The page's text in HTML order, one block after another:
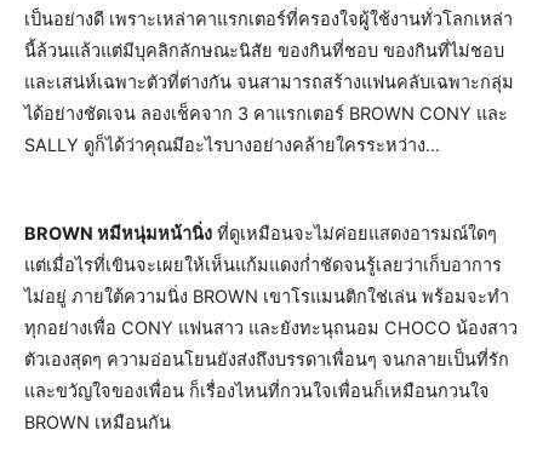
เป็นอย่างดี เพราะเหล่าคาแรกเตอร์ที่ครองใจผู้ใช้งานทั่วโลกเหล่า
นี้ล้วนแล้วแต่มีบุคลิกลักษณะนิสัย ของกินที่ชอบ ของกินที่ไม่ชอบ
และเสน่ห์เฉพาะตัวที่ต่างกัน จนสามารถสร้างแฟนคลับเฉพาะกลุ่ม
ได้อย่างชัดเจน ลองเช็คจาก 3 คาแรกเตอร์ BROWN CONY และ
SALLY ดูก็ได้ว่าคุณมีอะไรบางอย่างคล้ายใครระหว่าง…
BROWN หมีหนุ่มหน้านิ่ง ที่ดูเหมือนจะไม่ค่อยแสดงอารมณ์ใดๆ
แต่เมื่อไรที่เขินจะเผยให้เห็นแก้มแดงก่ำชัดจนรู้เลยว่าเก็บอาการ
ไม่อยู่ ภายใต้ความนิ่ง BROWN เขาโรแมนติกใช่เล่น พร้อมจะทำ
ทุกอย่างเพื่อ CONY แฟนสาว และยังทะนุถนอม CHOCO น้องสาว
ตัวเองสุดๆ ความอ่อนโยนยังส่งถึงบรรดาเพื่อนๆ จนกลายเป็นที่รัก
และขวัญใจของเพื่อน ก็เรื่องไหนที่กวนใจเพื่อนก็เหมือนกวนใจ
BROWN เหมือนกัน